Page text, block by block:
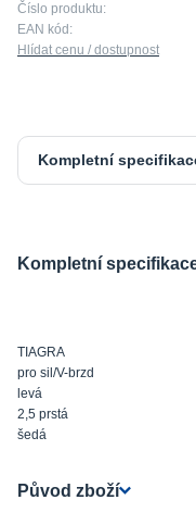
Číslo produktu:
EAN kód:
Hlídat cenu / dostupnost
Kompletní
Kompletní
TIAGRA
pro sil/V-brzd
levá
2,5 prstá
šedá
Původ zboží